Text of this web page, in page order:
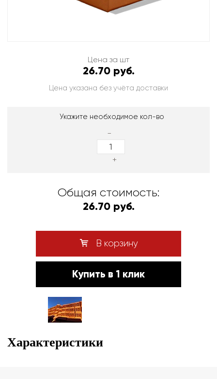
Цена за шт
26.70 руб.
Цена указана без учёта доставки
Укажите необходимое кол-во
-
+
Общая стоимость:
26.70 руб.
В корзину
Купить в 1 клик
Характеристики